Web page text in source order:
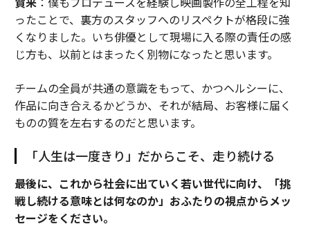
ったことで、裏方のスタッフへのリスペクトが格段に強
くなりました。いち俳優として現場に入る際の責任の感
じ方も、以前とはまったく別物になったと思います。
チームの全員が共通の意識をもって、かつヘルシーに、
作品に向き合えるかどうか、それが結局、お客様に届く
ものの質を左右するのだと思います。
「人生は一度きり」だからこそ、走り続ける
――最後に、これから社会に出ていく若い世代に向け、「挑
戦し続ける意味とは何なのか」おふたりの視点からメッ
セージをください。